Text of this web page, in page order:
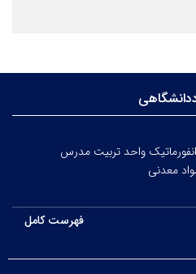
واحد تربیت مدرس
معدنی
فهرست کامل